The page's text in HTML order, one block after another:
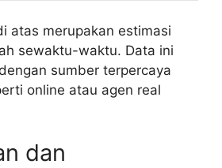
atas merupakan estimasi
sewaktu-waktu. Data ini
sumber terpercaya
online atau agen real
dan